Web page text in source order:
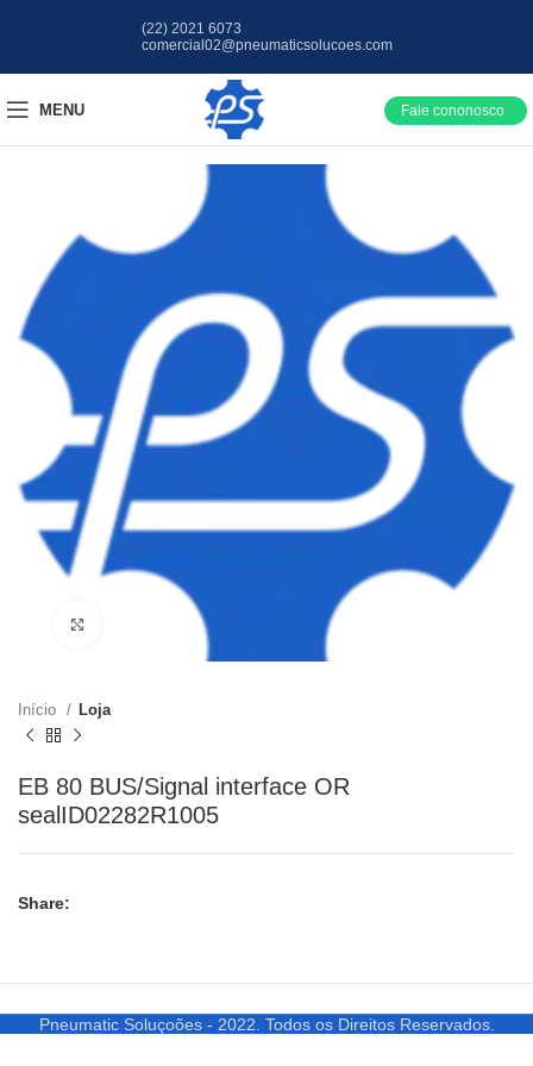
(22) 2021 6073
comercial02@pneumaticsolucoes.com
MENU Fale cononosco
Clique para ampliar
Início Loja
EB 80 BUS/Signal interface OR
sealID02282R1005
Share:
Pneumatic Soluçoões - 2022. Todos os Direitos Reservados.